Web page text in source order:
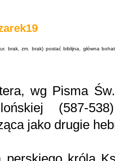
brak, zm. brak) postać biblijna, główna
wg Pisma
(587-
jako drugie